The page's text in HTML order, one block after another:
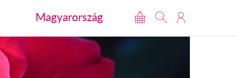
Magyarország